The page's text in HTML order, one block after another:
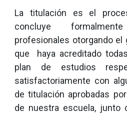
La titulación es el
concluye
profesionales otorgando el
que haya acreditado
plan de estudios
satisfactoriamente con
de titulación aprobadas
de nuestra escuela, junto